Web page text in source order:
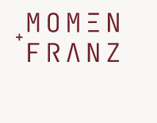
Inhalt
springen